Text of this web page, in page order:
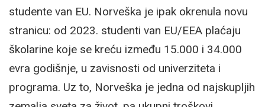
studente van EU. Norveška je ipak okrenula novu
stranicu: od 2023. studenti van EU/EEA plaćaju
školarine koje se kreću između 15.000 i 34.000
evra godišnje, u zavisnosti od univerziteta i
programa. Uz to, Norveška je jedna od najskupljih